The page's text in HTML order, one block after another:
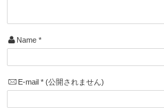
Name *
E-mail *(公開されません)